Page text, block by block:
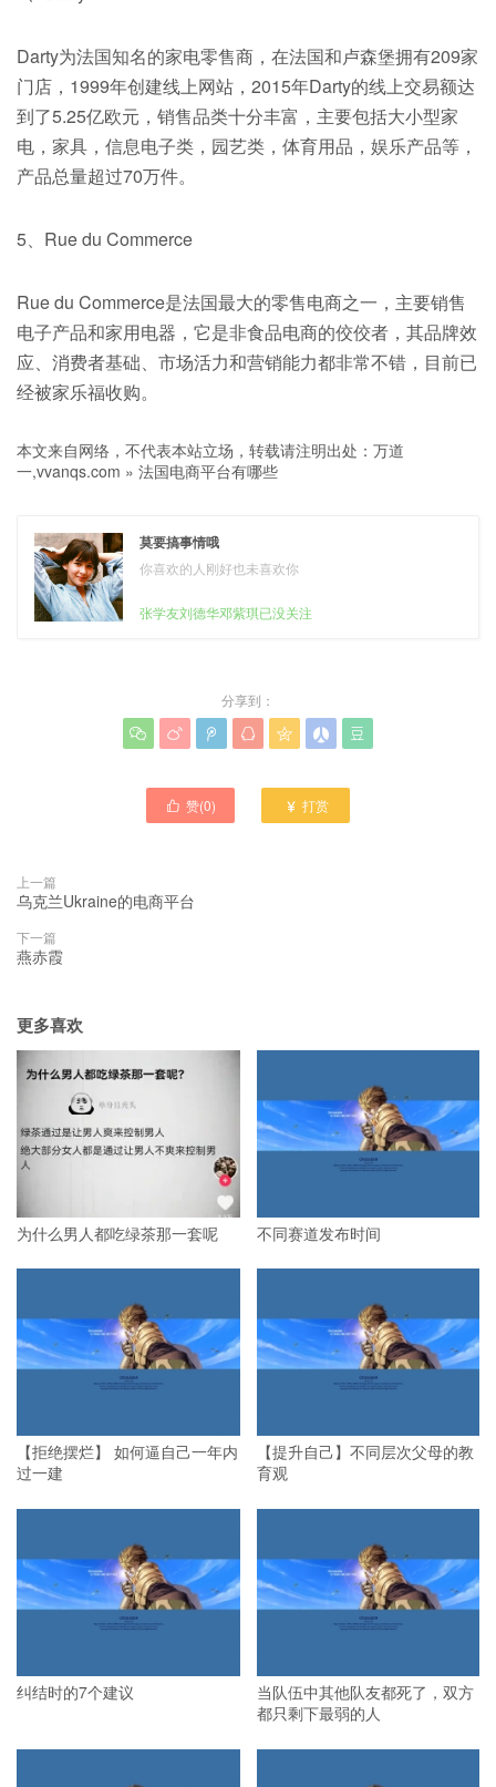
Darty为法国知名的家电零售商，在法国和卢森堡拥有209家
门店，1999年创建线上网站，2015年Darty的线上交易额达
到了5.25亿欧元，销售品类十分丰富，主要包括大小型家
电，家具，信息电子类，园艺类，体育用品，娱乐产品等，
产品总量超过70万件。
5、Rue du Commerce
Rue du Commerce是法国最大的零售电商之一，主要销售
电子产品和家用电器，它是非食品电商的佼佼者，其品牌效
应、消费者基础、市场活力和营销能力都非常不错，目前已
经被家乐福收购。
本文来自网络，不代表本站立场，转载请注明出处： 万道
一,vvanqs.com » 法国电商平台有哪些
莫要搞事情哦
你喜欢的人刚好也未喜欢你
张学友刘德华邓紫琪已没关注
分享到：
      
 赞(0)  打赏
上一篇
乌克兰Ukraine的电商平台
下一篇
燕赤霞
更多喜欢
为什么男人都吃绿茶那一套呢 不同赛道发布时间
【拒绝摆烂】 如何逼自己一年内
过一建
【提升自己】不同层次父母的教
育观
纠结时的7个建议
当队伍中其他队友都死了，双方
都只剩下最弱的人